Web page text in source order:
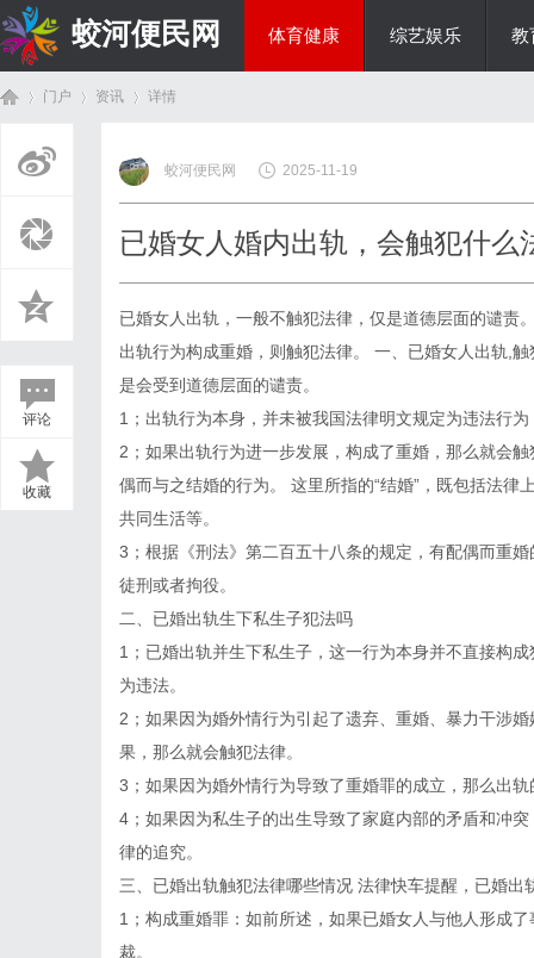
蛟河便民网 体育健康 综艺娱乐 教
门户 资讯
›
详情
评论
收藏
蛟河便民网 2025-11-19
已婚女人婚内出轨，会触犯什么
已婚女人出轨，一般不触犯法律，仅是道德层面的谴责
出轨行为构成重婚，则触犯法律。 一、已婚女人出轨,
是会受到道德层面的谴责。
1；出轨行为本身，并未被我国法律明文规定为违法行
2；如果出轨行为进一步发展，构成了重婚，那么就会
偶而与之结婚的行为。 这里所指的“结婚”，既包括法
共同生活等。
3；根据《刑法》第二百五十八条的规定，有配偶而重
徒刑或者拘役。
二、已婚出轨生下私生子犯法吗
1；已婚出轨并生下私生子，这一行为本身并不直接构
为违法。
2；如果因为婚外情行为引起了遗弃、重婚、暴力干涉
果，那么就会触犯法律。
3；如果因为婚外情行为导致了重婚罪的成立，那么出
4；如果因为私生子的出生导致了家庭内部的矛盾和冲
律的追究。
三、已婚出轨触犯法律哪些情况 法律快车提醒，已婚出
1；构成重婚罪：如前所述，如果已婚女人与他人形成
裁。